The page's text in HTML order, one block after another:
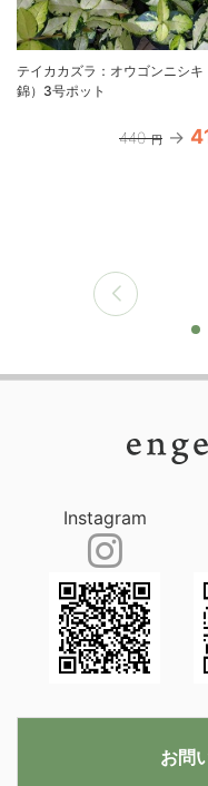
テイカカズラ：オウゴンニシキ
錦）3号ポット
440 円
Instagram
お問